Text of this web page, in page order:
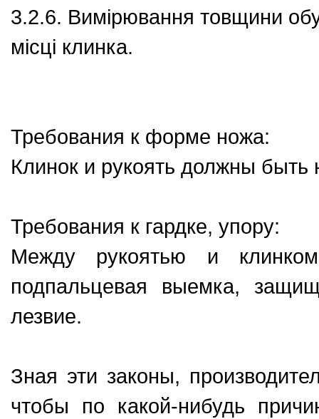
3.2.6. Вимірювання товщини
місці клинка.
Требования к форме ножа:
Клинок и рукоять должны быть
Требования к гардке, упору:
Между рукоятью и
подпальцевая выемка,
лезвие.
Зная эти законы,
чтобы по какой-нибудь